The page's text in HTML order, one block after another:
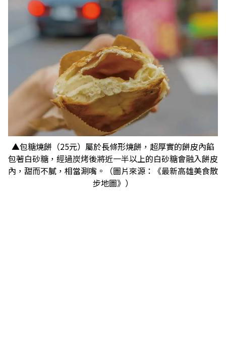
▲包糖燒餅（25元）屬於長條形燒餅，超厚實的餅皮內餡
包著白砂糖，經過炭烤後將近一半以上的白砂糖會融入餅皮
內，甜而不膩，相當涮嘴。（圖片來源：《最新高雄美食散
步地圖》）